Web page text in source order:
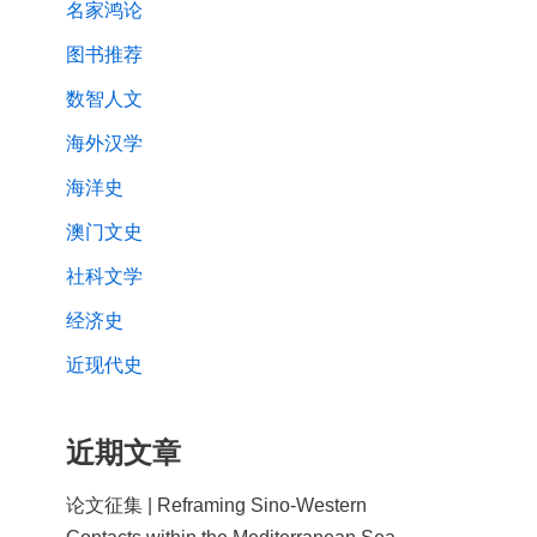
名家鸿论
图书推荐
数智人文
海外汉学
海洋史
澳门文史
社科文学
经济史
近现代史
近期文章
论文征集 | Reframing Sino-Western